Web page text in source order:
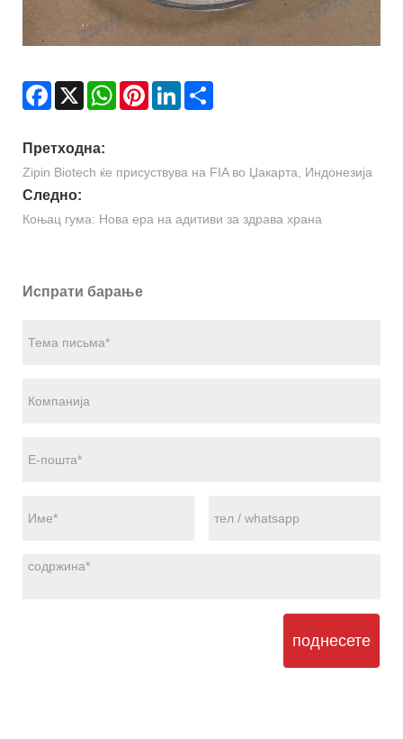
Facebook
X WhatsAppPinterestLinkedIn
Претходна:
Zipin Biotech ќе присуствува на FIA во Џакарта, Индонезија
Следно:
Коњац гума: Нова ера на адитиви за здрава храна
Испрати барање
поднесете